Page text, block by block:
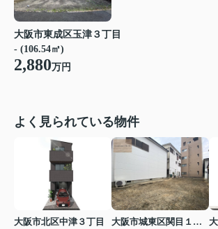
大阪市東成区玉津３丁目
- (106.54㎡)
2,880万円
よく見られている物件
大阪市北区中津３丁目
大阪市城東区関目１丁目